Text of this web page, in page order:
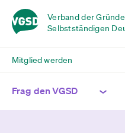
Verband der
Selbstständigen
Mitglied werden
Frag den VGSD